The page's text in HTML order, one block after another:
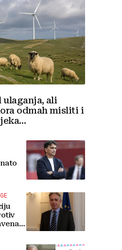
ulaganja, ali
odmah misliti i